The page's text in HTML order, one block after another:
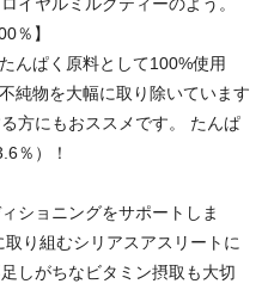
％】
んぱく原料として100%使用
純物を大幅に取り除いています
方にもおススメです。 たんぱ
％）！
ショニングをサポートしま
り組むシリアスアスリートに
しがちなビタミン摂取も大切